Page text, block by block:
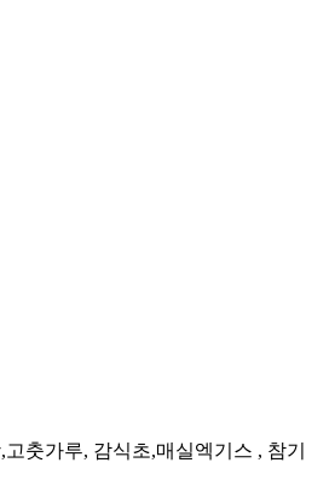
춧가루, 감식초,매실엑기스 , 참기